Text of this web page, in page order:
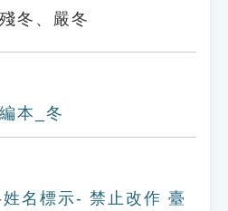
冬、嚴冬
本_冬
名標示- 禁止改作 臺